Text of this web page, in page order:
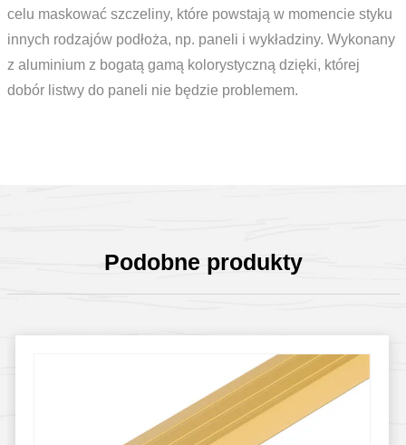
celu maskować szczeliny, które powstają w momencie styku
innych rodzajów podłoża, np. paneli i wykładziny. Wykonany
z aluminium z bogatą gamą kolorystyczną dzięki, której
dobór listwy do paneli nie będzie problemem.
Podobne produkty